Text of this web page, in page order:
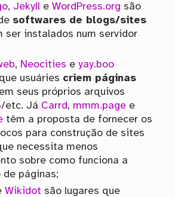
, Jekylle WordPress.org são
softwares de blogs/sites
ser instalados num servidor
, Neocities e yay.boo
usuáries criem páginas
seus próprios arquivos
/etc. Já Carrd, mmm.pagee
têm a proposta de fornecer os
para construção de sites
necessita menos
sobre como funciona a
de páginas;
Wikidot são lugares que